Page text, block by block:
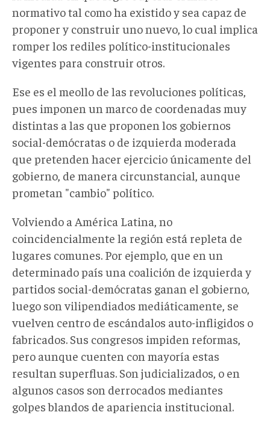
normativo tal como ha existido y sea capaz de
proponer y construir uno nuevo, lo cual implica
romper los rediles político-institucionales
vigentes para construir otros.
Ese es el meollo de las revoluciones políticas,
pues imponen un marco de coordenadas muy
distintas a las que proponen los gobiernos
social-demócratas o de izquierda moderada
que pretenden hacer ejercicio únicamente del
gobierno, de manera circunstancial, aunque
prometan "cambio" político.
Volviendo a América Latina, no
coincidencialmente la región está repleta de
lugares comunes. Por ejemplo, que en un
determinado país una coalición de izquierda y
partidos social-demócratas ganan el gobierno,
luego son vilipendiados mediáticamente, se
vuelven centro de escándalos auto-infligidos o
fabricados. Sus congresos impiden reformas,
pero aunque cuenten con mayoría estas
resultan superfluas. Son judicializados, o en
algunos casos son derrocados mediantes
golpes blandos de apariencia institucional.